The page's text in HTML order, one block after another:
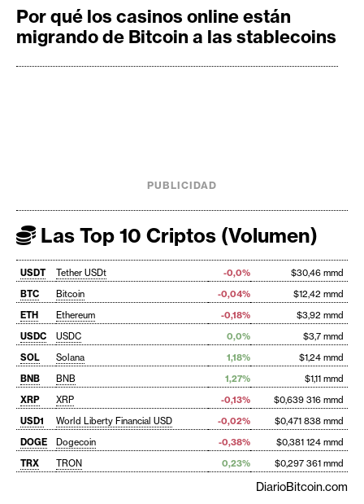
Por qué los casinos online están
migrando de Bitcoin a las stablecoins
PUBLICIDAD
Las Top 10 Criptos (Volumen)
USDT Tether USDt -0,0%
$30,46 mmd
BTC
Bitcoin -0,04%
$12,42 mmd
ETH
Ethereum -0,18%
$3,92 mmd
USDC
USDC 0,0%
$3,7 mmd
SOL
Solana 1,18%
$1,24 mmd
BNB
BNB 1,27%
$1,11 mmd
XRP
XRP -0,13%
$0,639 316 mmd
USD1
World Liberty Financial USD -0,02%
$0,471 838 mmd
DOGE
Dogecoin -0,38%
$0,381 124 mmd
TRX
TRON 0,23% $0,297 361 mmd
DiarioBitcoin.com